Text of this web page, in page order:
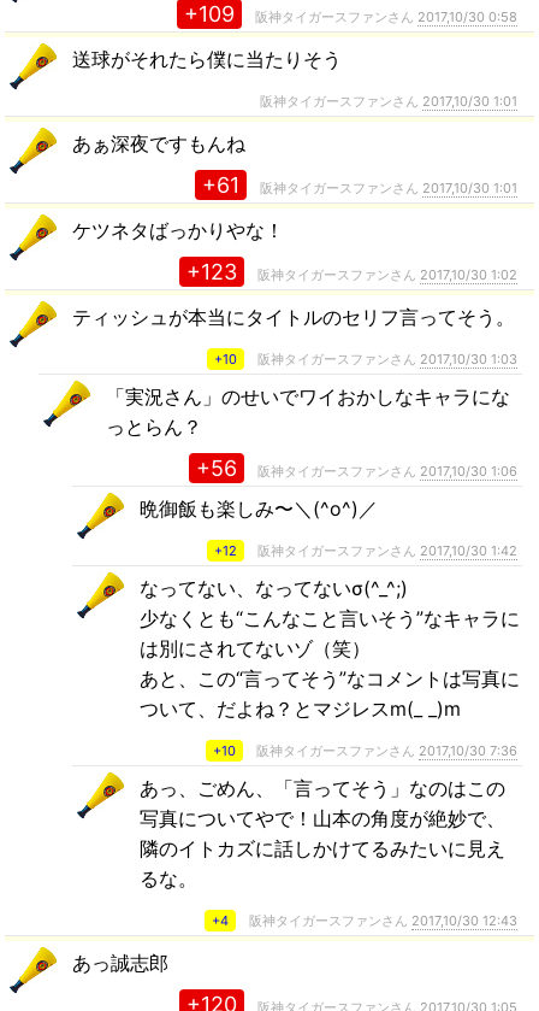
+109 阪神タイガースファンさん 2017,10/30 0:58
送球がそれたら僕に当たりそう
阪神タイガースファンさん 2017,10/30 1:01
あぁ深夜ですもんね
+61 阪神タイガースファンさん 2017,10/30 1:01
ケツネタばっかりやな！
+123 阪神タイガースファンさん 2017,10/30 1:02
ティッシュが本当にタイトルのセリフ言ってそう。
+10 阪神タイガースファンさん 2017,10/30 1:03
「実況さん」のせいでワイおかしなキャラにな
っとらん？
+56 阪神タイガースファンさん 2017,10/30 1:06
晩御飯も楽しみ〜＼(^o^)／
+12 阪神タイガースファンさん 2017,10/30 1:42
なってない、なってないσ(^_^;)
少なくとも“こんなこと言いそう”なキャラに
は別にされてないゾ（笑）
あと、この“言ってそう”なコメントは写真に
ついて、だよね？とマジレスm(_ _)m
+10 阪神タイガースファンさん 2017,10/30 7:36
あっ、ごめん、「言ってそう」なのはこの
写真についてやで！山本の角度が絶妙で、
隣のイトカズに話しかけてるみたいに見え
るな。
+4 阪神タイガースファンさん 2017,10/30 12:43
あっ誠志郎
+120